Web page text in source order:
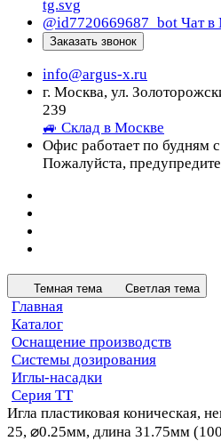
@id7720669687_bot Чат
Заказать звонок
info@argus-x.ru
г. Москва, ул.
239
🚙 Склад в Москве
Офис работает по будням
Пожалуйста, предупредите
Темная тема Светлая тема
Главная
Каталог
Оснащение производств
Системы дозирования
Иглы-насадки
Серия ТТ
Игла пластиковая коническая,
25, ⌀0.25мм, длина 31.75мм